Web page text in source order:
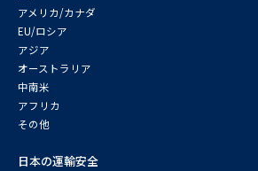
アメリカ/カナダ
EU/ロシア
アジア
オーストラリア
中南米
アフリカ
その他
日本の運輸安全